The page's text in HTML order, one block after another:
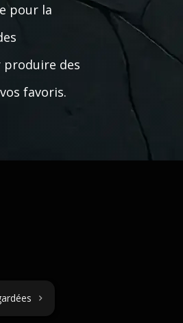
pour la
produire des
favoris.